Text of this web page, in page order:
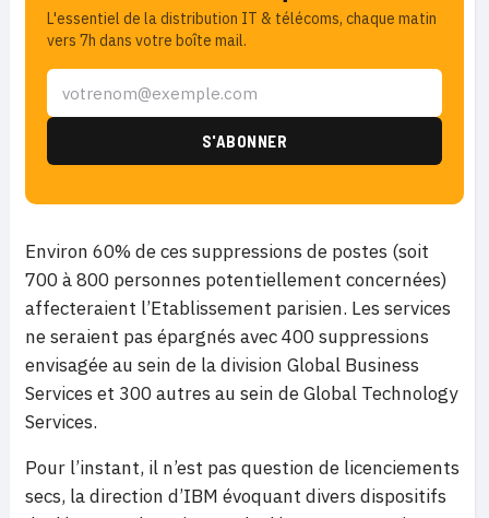
L'essentiel de la distribution IT & télécoms, chaque matin
vers 7h dans votre boîte mail.
Environ 60% de ces suppressions de postes (soit
700 à 800 personnes potentiellement concernées)
affecteraient l’Etablissement parisien. Les services
ne seraient pas épargnés avec 400 suppressions
envisagée au sein de la division Global Business
Services et 300 autres au sein de Global Technology
Services.
Pour l’instant, il n’est pas question de licenciements
secs, la direction d’IBM évoquant divers dispositifs